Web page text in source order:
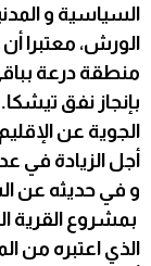
السياسية و
منطقة درعة
بإنجاز نفق
الجوية عن
أجل الزيادة في
و في حديثه عن
الذي اعتبره من